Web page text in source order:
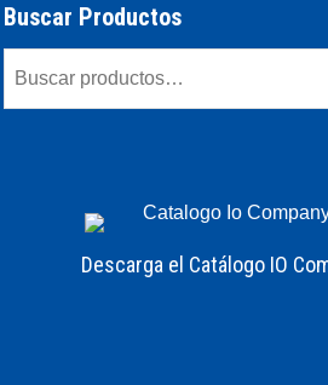
Buscar Productos
Descarga el Catálogo IO